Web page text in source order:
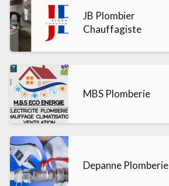
JB Plombier
Chauffagiste
MBS Plomberie
Depanne Plomberie